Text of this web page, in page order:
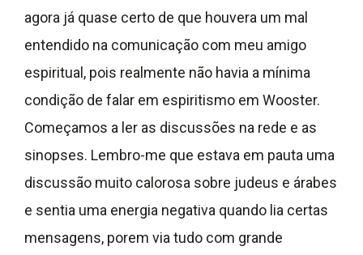
agora já quase certo de que houvera um mal
entendido na comunicação com meu amigo
espiritual, pois realmente não havia a mínima
condição de falar em espiritismo em Wooster.
Começamos a ler as discussões na rede e as
sinopses. Lembro-me que estava em pauta uma
discussão muito calorosa sobre judeus e árabes
e sentia uma energia negativa quando lia certas
mensagens, porem via tudo com grande